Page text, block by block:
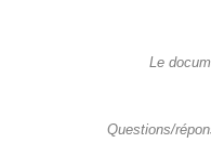
Le
Questions/